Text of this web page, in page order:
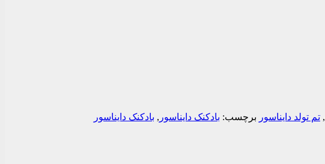
, تم تولد دایناسور برچسب: بادکنک دایناسور , بادکنک دایناسور